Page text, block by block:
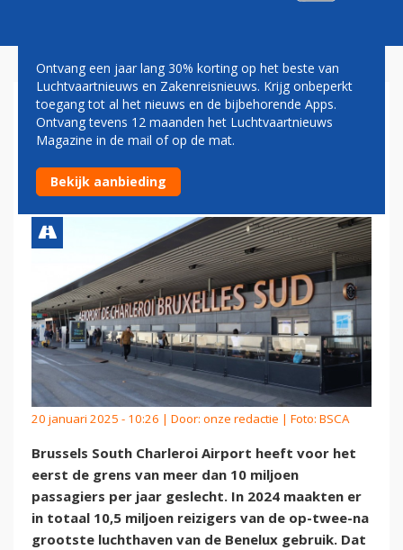
CHARLEROI AIRPORT VOOR
HET EERST BOVEN DE 10
MILJOEN PASSAGIERS
20 januari 2025 - 10:26 | Door: onze redactie | Foto: BSCA
Brussels South Charleroi Airport heeft voor het
eerst de grens van meer dan 10 miljoen
passagiers per jaar geslecht. In 2024 maakten er
in totaal 10,5 miljoen reizigers van de op-twee-na
grootste luchthaven van de Benelux gebruik. Dat
Ontvang een jaar lang 30% korting op het beste van
Luchtvaartnieuws en Zakenreisnieuws. Krijg onbeperkt
toegang tot al het nieuws en de bijbehorende Apps.
Ontvang tevens 12 maanden het Luchtvaartnieuws
Magazine in de mail of op de mat.
Bekijk aanbieding